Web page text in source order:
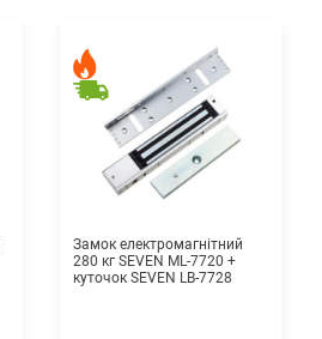
Замок електромагнітний
280 кг SEVEN ML-7720 +
куточок SEVEN LB-7728